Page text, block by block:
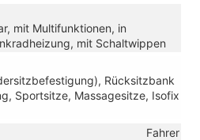
mit Multifunktionen, in
mit Schaltwippen
Rücksitzbank
Sportsitze, Massagesitze, Isofix
Fahrer